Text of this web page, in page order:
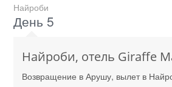
Найроби
День 5
Найроби, отель Giraffe
Возвращение в Арушу, вылет в